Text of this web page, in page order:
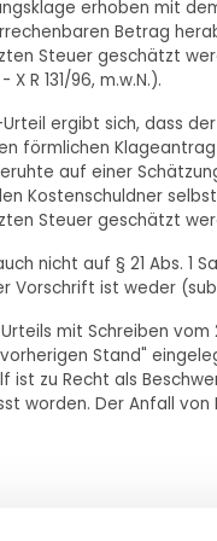
erhoben mit
Betrag
geschätzt
R 131/96, m.w.N.).
ergibt sich, dass
förmlichen
auf einer
Kostenschuldner
Steuer geschätzt
nicht auf § 21 Abs. 1
Vorschrift ist weder
mit Schreiben
Stand"
zu Recht als
worden. Der Anfall von